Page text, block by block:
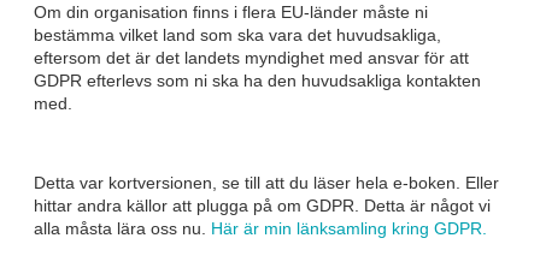
Om din organisation finns i flera EU-länder måste ni
bestämma vilket land som ska vara det huvudsakliga,
eftersom det är det landets myndighet med ansvar för att
GDPR efterlevs som ni ska ha den huvudsakliga kontakten
med.
Detta var kortversionen, se till att du läser hela e-boken. Eller
hittar andra källor att plugga på om GDPR. Detta är något vi
alla måsta lära oss nu. Här är min länksamling kring GDPR.